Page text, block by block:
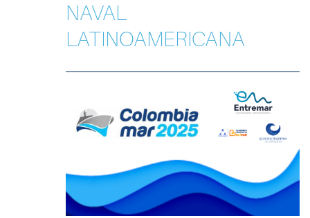
NAVAL
LATINOAMERICANA